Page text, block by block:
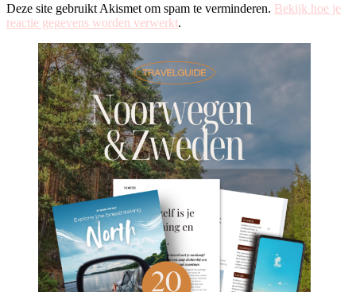
Deze site gebruikt Akismet om spam te verminderen. Bekijk hoe je
reactie gegevens worden verwerkt.